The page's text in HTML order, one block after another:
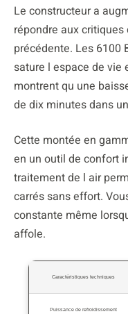
Le constructeur a
répondre aux
précédente. Les 6100
sature l espace de vie
montrent qu une
de dix minutes dans
Cette montée en
en un outil de confort
traitement de l air
carrés sans effort.
constante même
affole.
Caractéristiques techniques
Puissance de refroidissement